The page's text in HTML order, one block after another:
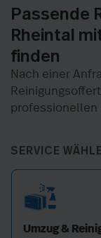
Passende
Rheintal
finden
Nach einer
professionellen
SERVICE
Umzug &